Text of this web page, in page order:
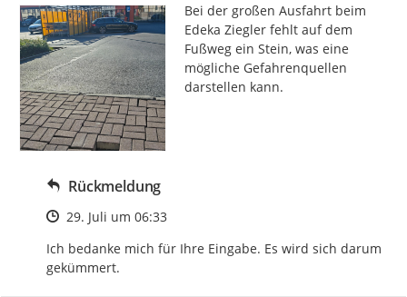
Bei der großen Ausfahrt beim
Edeka Ziegler fehlt auf dem
Fußweg ein Stein, was eine
mögliche Gefahrenquellen
darstellen kann.
Rückmeldung
Zeitpunkt des Erstellens
29. Juli um 06:33
Ich bedanke mich für Ihre Eingabe. Es wird sich darum
gekümmert.